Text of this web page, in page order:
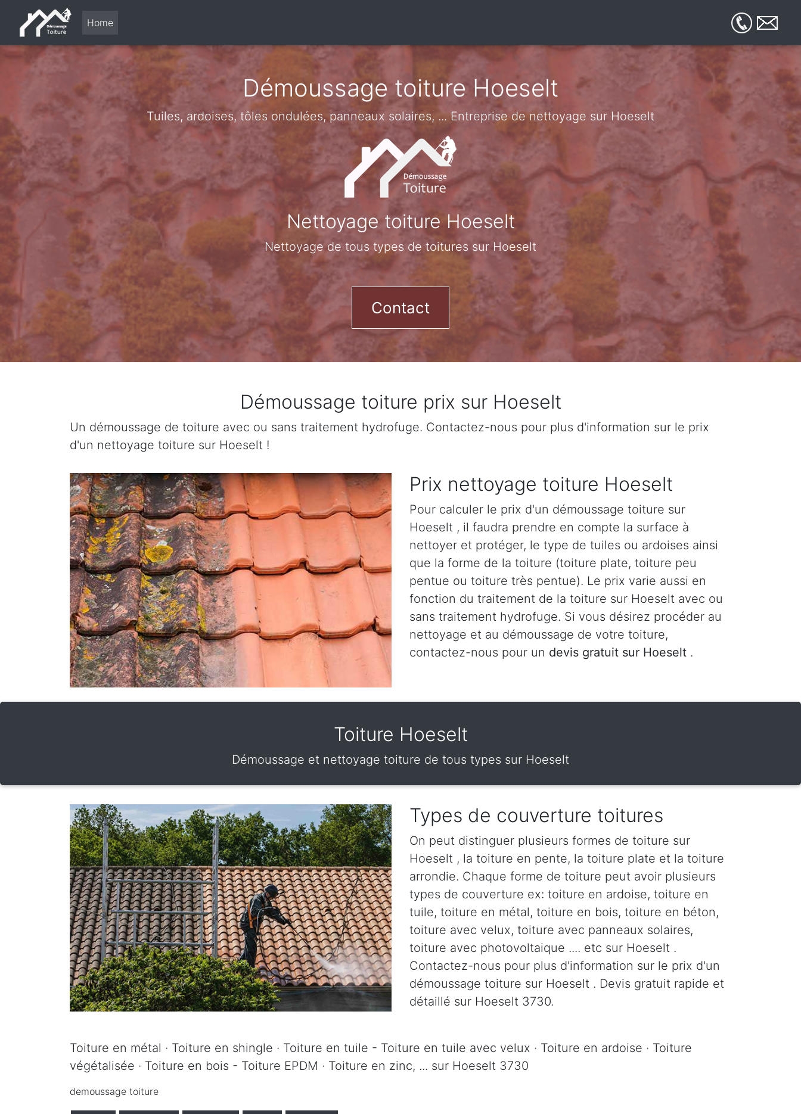
Home
Démoussage toiture Hoeselt
Tuiles, ardoises, tôles ondulées, panneaux solaires, ... Entreprise de nettoyage sur Hoeselt
Nettoyage toiture Hoeselt
Nettoyage de tous types de toitures sur Hoeselt
Contact
Démoussage toiture prix sur Hoeselt
Un démoussage de toiture avec ou sans traitement hydrofuge. Contactez-nous pour plus d'information sur le prix
d'un nettoyage toiture sur Hoeselt !
Prix nettoyage toiture Hoeselt
Pour calculer le prix d'un démoussage toiture sur
Hoeselt , il faudra prendre en compte la surface à
nettoyer et protéger, le type de tuiles ou ardoises ainsi
que la forme de la toiture (toiture plate, toiture peu
pentue ou toiture très pentue). Le prix varie aussi en
fonction du traitement de la toiture sur Hoeselt avec ou
sans traitement hydrofuge. Si vous désirez procéder au
nettoyage et au démoussage de votre toiture,
contactez-nous pour un devis gratuit sur Hoeselt .
Toiture Hoeselt
Démoussage et nettoyage toiture de tous types sur Hoeselt
Types de couverture toitures
On peut distinguer plusieurs formes de toiture sur
Hoeselt , la toiture en pente, la toiture plate et la toiture
arrondie. Chaque forme de toiture peut avoir plusieurs
types de couverture ex: toiture en ardoise, toiture en
tuile, toiture en métal, toiture en bois, toiture en béton,
toiture avec velux, toiture avec panneaux solaires,
toiture avec photovoltaique .... etc sur Hoeselt .
Contactez-nous pour plus d'information sur le prix d'un
démoussage toiture sur Hoeselt . Devis gratuit rapide et
détaillé sur Hoeselt 3730.
Toiture en métal · Toiture en shingle · Toiture en tuile - Toiture en tuile avec velux · Toiture en ardoise · Toiture
végétalisée · Toiture en bois - Toiture EPDM · Toiture en zinc, ... sur Hoeselt 3730
demoussage toiture